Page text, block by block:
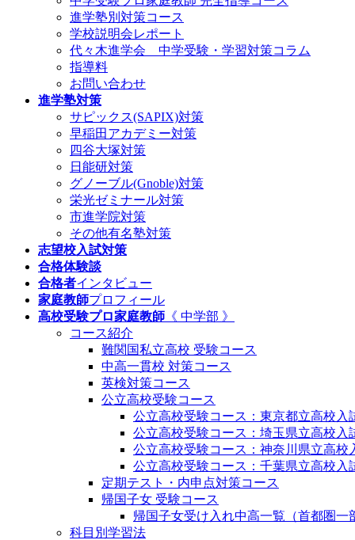
進学塾別対策コース
学校説明会レポート
代々木進学会 中学受験・学習対策コラム
指導料
お問い合わせ
進学塾対策
サピックス(SAPIX)対策
早稲田アカデミー対策
四谷大塚対策
日能研対策
グノーブル(Gnoble)対策
栄光ゼミナール対策
市進学院対策
その他有名塾対策
志望校入試対策
合格体験談
合格者インタビュー
家庭教師プロフィール
高校受験プロ家庭教師 《 中学部 》
コース紹介
難関国私立高校 受験コース
中高一貫校 対策コース
英検対策コース
公立高校受験コース
公立高校受験コース：東京都立高校入
公立高校受験コース：埼玉県立高校入
公立高校受験コース：神奈川県立高校
公立高校受験コース：千葉県立高校入
定期テスト・内申点対策コース
帰国子女 受験コース
帰国子女受け入れ中高一覧（首都圏一
科目別学習法